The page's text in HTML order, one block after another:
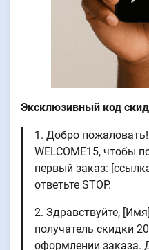
Эксклюзивный код
1. Добро
WELCOME15, чтобы
первый заказ:
ответьте STOP.
2. Здравствуйте,
получатель скидки
оформлении заказа.